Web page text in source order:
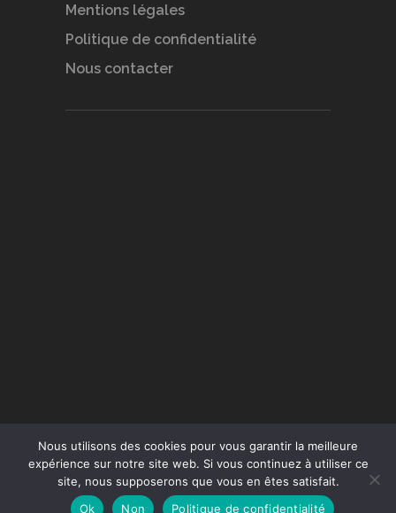
Mentions légales
Politique de confidentialité
Nous contacter
Conception du site :Agence Jus de Citron
Nous utilisons des cookies pour vous garantir la meilleure
expérience sur notre site web. Si vous continuez à utiliser ce
site, nous supposerons que vous en êtes satisfait.
Ok
Non Politique de confidentialité